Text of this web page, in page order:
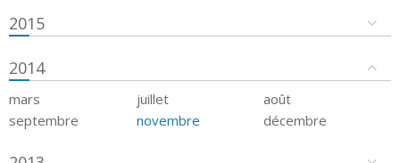
2015
2014
mars juillet
août
septembre
novembre décembre